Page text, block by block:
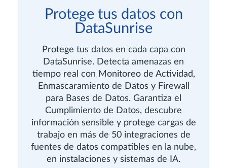
Protege tus datos con
DataSunrise
Protege tus datos en cada capa con
DataSunrise. Detecta amenazas en
tiempo real con Monitoreo de Actividad,
Enmascaramiento de Datos y Firewall
para Bases de Datos. Garantiza el
Cumplimiento de Datos, descubre
información sensible y protege cargas de
trabajo en más de 50 integraciones de
fuentes de datos compatibles en la nube,
en instalaciones y sistemas de IA.